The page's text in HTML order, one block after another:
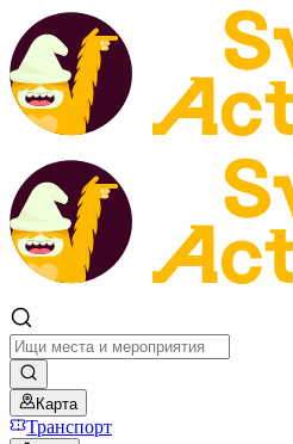
Карта
Транспорт